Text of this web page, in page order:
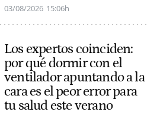
03/08/2026 15:06h
Los expertos coinciden:
por qué dormir con el
ventilador apuntando a la
cara es el peor error para
tu salud este verano